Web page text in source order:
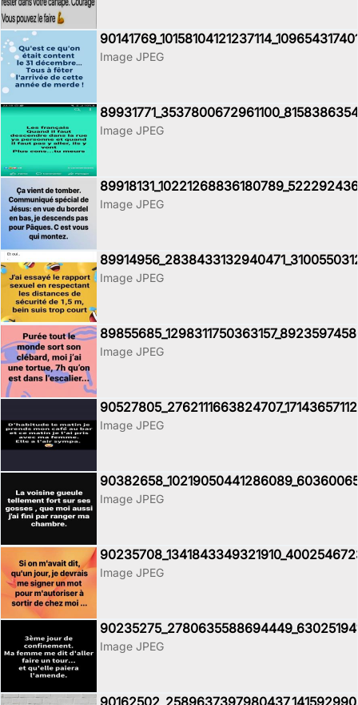
Image JPEG
Image JPEG
Image JPEG
Image JPEG
Image JPEG
Image JPEG
Image JPEG
Image JPEG
Image JPEG